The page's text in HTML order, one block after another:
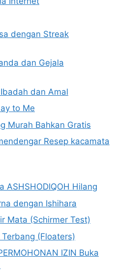
dengan Streak
dan Gejala
dan Amal
to Me
Murah Bahkan Gratis
Resep kacamata
ASHSHODIQOH Hilang
dengan Ishihara
Mata (Schirmer Test)
(Floaters)
IZIN Buka